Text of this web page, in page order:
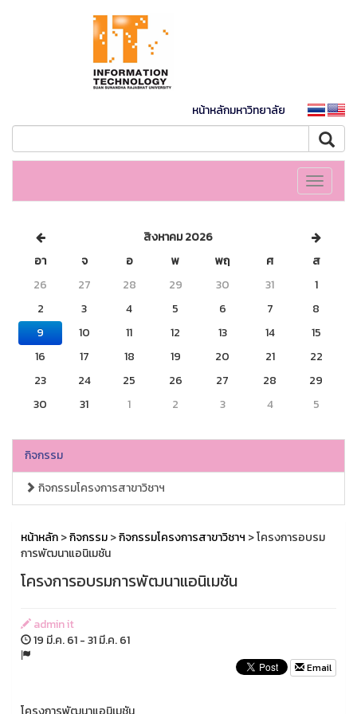
หน้าหลักมหาวิทยาลัย
Toggle
สิงหาคม 2026
อา
จ อ พ พฤ ศ
ส
26
27 28 29 30 31
1
2
3 4 5 6 7
8
9
10 11 12 13 14
15
16
17 18 19 20 21
22
23
24 25 26 27 28
29
30
31 1 2 3 4 5
กิจกรรม
กิจกรรมโครงการสาขาวิชาฯ
หน้าหลัก>กิจกรรม>กิจกรรมโครงการสาขาวิชาฯ > โครงการอบรม
การพัฒนาแอนิเมชัน
โครงการอบรมการพัฒนาแอนิเมชัน
admin it
19 มี.ค. 61 - 31 มี.ค. 61
Email